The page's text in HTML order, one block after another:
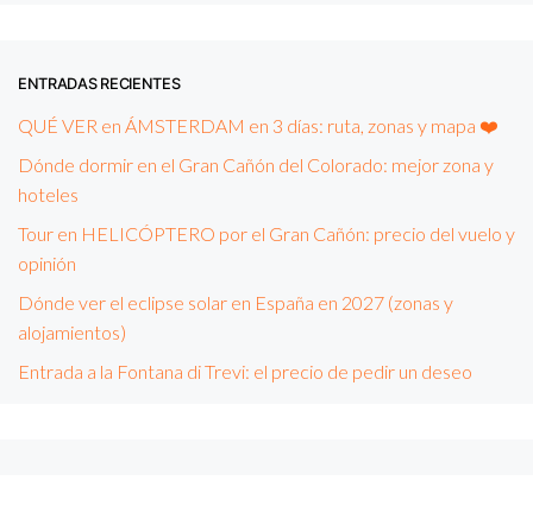
ENTRADAS RECIENTES
QUÉ VER en ÁMSTERDAM en 3 días: ruta, zonas y mapa ❤️
Dónde dormir en el Gran Cañón del Colorado: mejor zona y
hoteles
Tour en HELICÓPTERO por el Gran Cañón: precio del vuelo y
opinión
Dónde ver el eclipse solar en España en 2027 (zonas y
alojamientos)
Entrada a la Fontana di Trevi: el precio de pedir un deseo